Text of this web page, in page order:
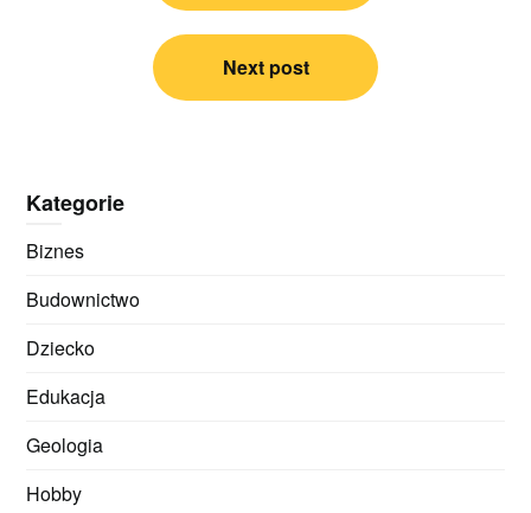
Next post
Kategorie
Biznes
Budownictwo
Dziecko
Edukacja
Geologia
Hobby